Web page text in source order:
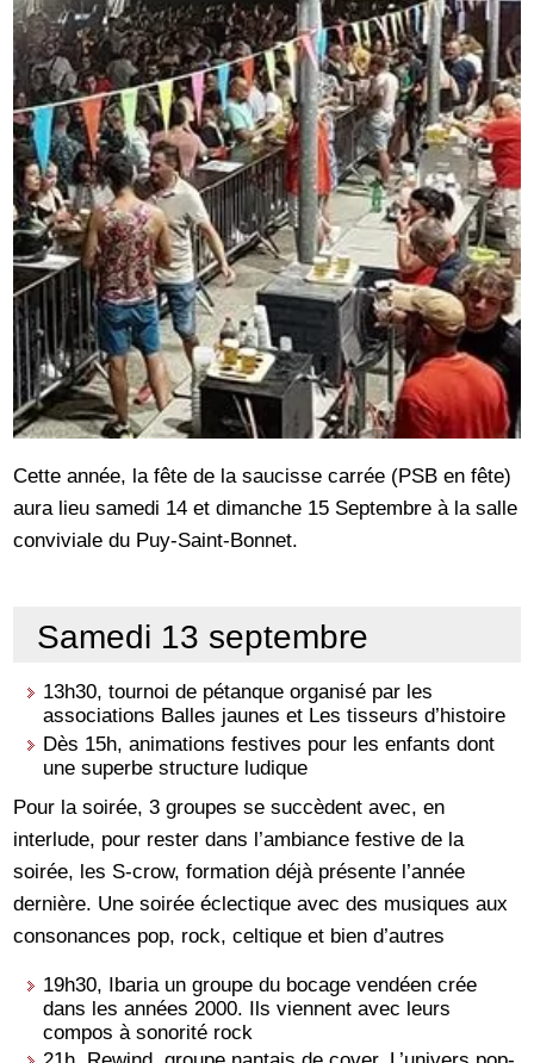
Cette année, la fête de la saucisse carrée (PSB en fête)
aura lieu samedi 14 et dimanche 15 Septembre à la salle
conviviale du Puy-Saint-Bonnet.
Samedi 13 septembre
13h30, tournoi de pétanque organisé par les
associations Balles jaunes et Les tisseurs d’histoire
Dès 15h, animations festives pour les enfants dont
une superbe structure ludique
Pour la soirée, 3 groupes se succèdent avec, en
interlude, pour rester dans l’ambiance festive de la
soirée, les S-crow, formation déjà présente l’année
dernière. Une soirée éclectique avec des musiques aux
consonances pop, rock, celtique et bien d’autres
19h30, Ibaria un groupe du bocage vendéen crée
dans les années 2000. Ils viennent avec leurs
compos à sonorité rock